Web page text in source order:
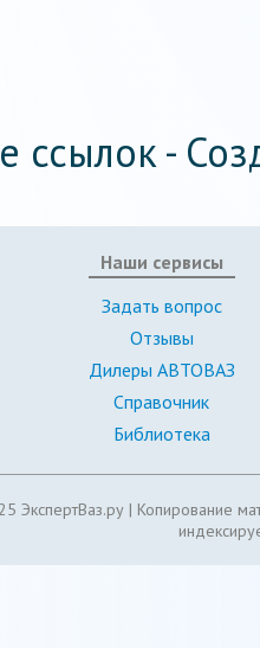
ссылок -
Наши сервисы
Задать вопрос
Отзывы
Дилеры АВТОВАЗ
Справочник
Библиотека
ЭкспертВаз.ру | Копирование